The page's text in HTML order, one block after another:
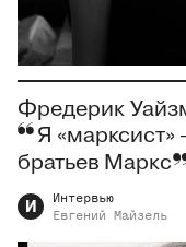
Фредерик
Я
братьев Маркс
И
Интервью
Евгений
Майзель